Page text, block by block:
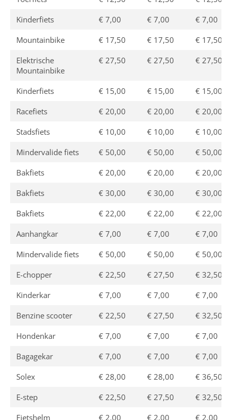
Kinderfiets
€ 7,00 € 7,00
€ 7,00
Mountainbike
€ 17,50 € 17,50
€ 17,50
Elektrische
Mountainbike
€ 27,50 € 27,50 € 27,50
Kinderfiets € 15,00 € 15,00
€ 15,00
Racefiets
€ 20,00 € 20,00
€ 20,00
Stadsfiets
€ 10,00 € 10,00
€ 10,00
Mindervalide fiets
€ 50,00 € 50,00
€ 50,00
Bakfiets
€ 20,00 € 20,00
€ 20,00
Bakfiets
€ 30,00 € 30,00
€ 30,00
Bakfiets
€ 22,00 € 22,00
€ 22,00
Aanhangkar
€ 7,00 € 7,00
€ 7,00
Mindervalide fiets
€ 50,00 € 50,00
€ 50,00
E-chopper
€ 22,50 € 27,50
€ 32,50
Kinderkar
€ 7,00 € 7,00
€ 7,00
Benzine scooter
€ 22,50 € 27,50
€ 32,50
Hondenkar
€ 7,00 € 7,00
€ 7,00
Bagagekar
€ 7,00 € 7,00
€ 7,00
Solex
€ 28,00 € 28,00
€ 36,50
E-step
€ 22,50 € 27,50
€ 32,50
Fietshelm
€ 2,00 € 2,00
€ 2,00